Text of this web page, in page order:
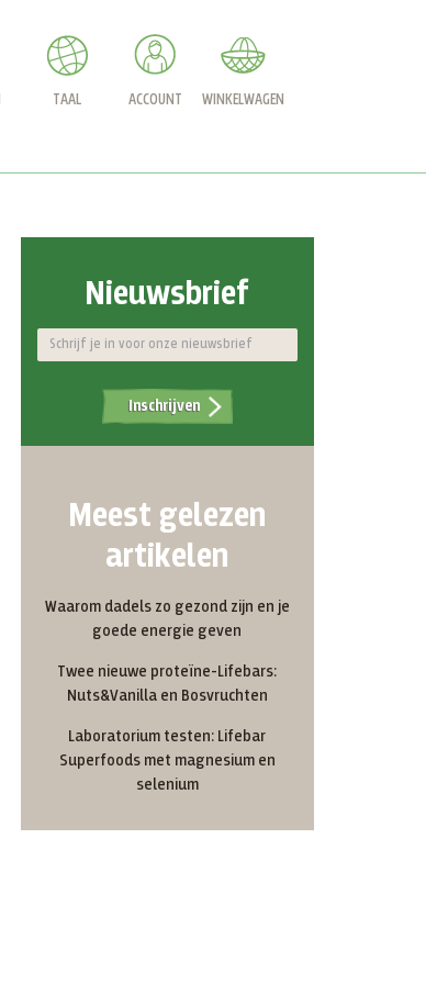
TAAL ACCOUNT WINKELWAGEN
Nieuwsbrief
Inschrijven
Meest gelezen
artikelen
Waarom dadels zo gezond zijn en je
goede energie geven
Twee nieuwe proteïne-Lifebars:
Nuts&Vanilla en Bosvruchten
Laboratorium testen: Lifebar
Superfoods met magnesium en
selenium